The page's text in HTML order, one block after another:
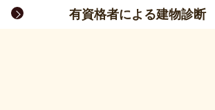
有資格者による建物診断